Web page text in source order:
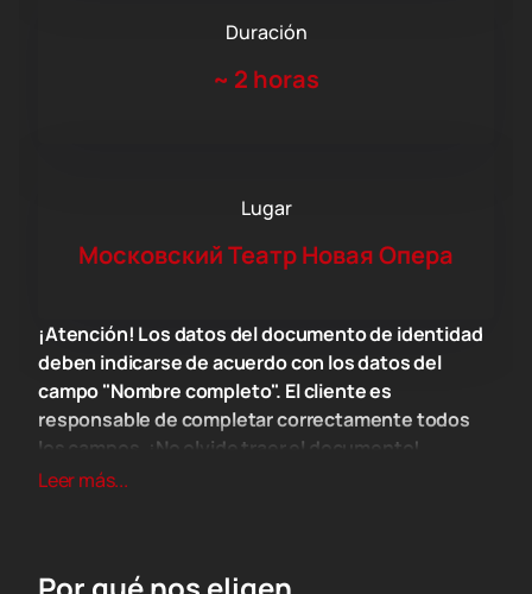
Duración
~ 2 horas
Lugar
Московский Театр Новая Опера
¡Atención! Los datos del documento de identidad
deben indicarse de acuerdo con los datos del
campo "Nombre completo". El cliente es
responsable de completar correctamente todos
los campos. ¡No olvide traer el documento!
Lugar
Leer más...